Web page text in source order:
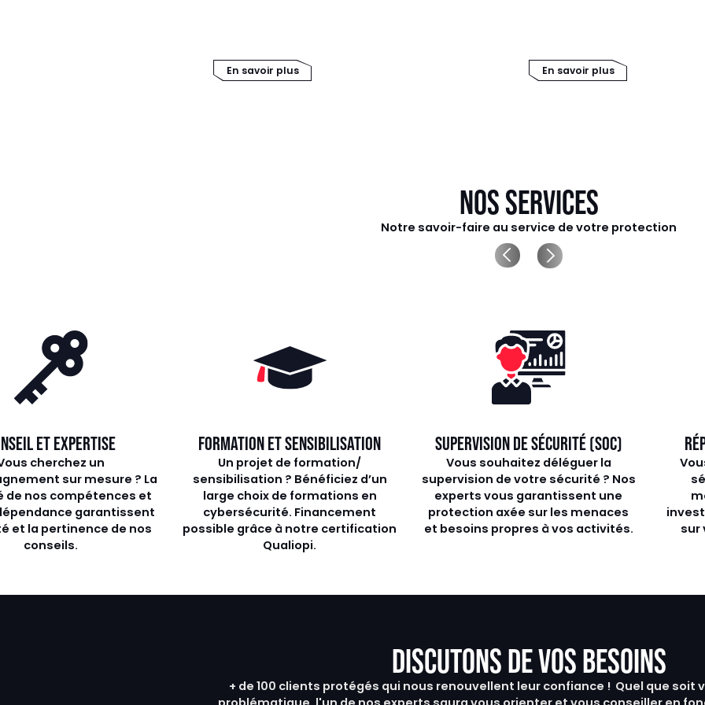
En savoir plus En savoir plus
NOS SERVICES
Notre savoir-faire au service de votre protection
ET EXPERTISE
cherchez un
sur mesure ? La
de nos compétences et
garantissent
et la pertinence de nos
conseils.
FORMATION ET SENSIBILISATION
Un projet de formation/
sensibilisation ? Bénéficiez d’un
large choix de formations en
cybersécurité. Financement
possible grâce à notre certification
Qualiopi.
SUPERVISION DE SÉCURITÉ (SOC)
Vous souhaitez déléguer la
supervision de votre sécurité ? Nos
experts vous garantissent une
protection axée sur les menaces
et besoins propres à vos activités.
sur
DISCUTONS DE VOS BESOINS
+ de 100 clients protégés qui nous renouvellent leur confiance ! Quel que soit